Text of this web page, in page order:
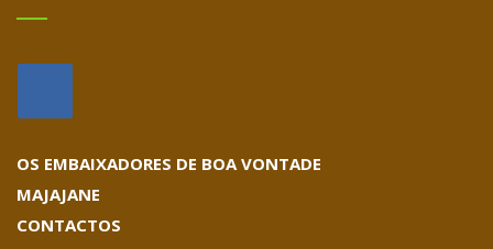
OS EMBAIXADORES DE BOA VONTADE
MAJAJANE
CONTACTOS